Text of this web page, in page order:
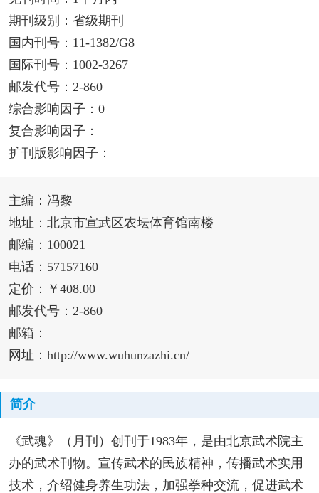
期刊级别：省级期刊
国内刊号：11-1382/G8
国际刊号：1002-3267
邮发代号：2-860
综合影响因子：0
复合影响因子：
扩刊版影响因子：
主编：冯黎
地址：北京市宣武区农坛体育馆南楼
邮编：100021
电话：57157160
定价：￥408.00
邮发代号：2-860
邮箱：
网址：http://www.wuhunzazhi.cn/
简介
《武魂》（月刊）创刊于1983年，是由北京武术院主
办的武术刊物。宣传武术的民族精神，传播武术实用
技术，介绍健身养生功法，加强拳种交流，促进武术